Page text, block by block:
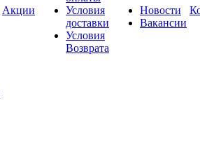
Акции
Условия
доставки
Условия
Возврата
Новости
Вакансии